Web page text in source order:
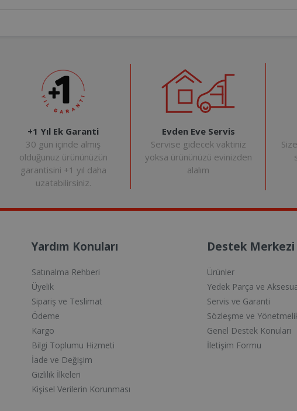
+1 Yıl Ek Garanti
30 gün içinde almış
olduğunuz ürününüzün
garantisini +1 yıl daha
uzatabilirsiniz.
Evden Eve Servis
Servise gidecek vaktiniz
yoksa ürününüzü evinizden
alalım
Yardım Konuları
Satınalma Rehberi
Üyelik
Sipariş ve Teslimat
Ödeme
Kargo
Bilgi Toplumu Hizmeti
İade ve Değişim
Gizlilik İlkeleri
Kişisel Verilerin Korunması
Destek Merkezi
Ürünler
Yedek Parça ve
Servis ve Garanti
Sözleşme ve
Genel Destek Konuları
İletişim Formu